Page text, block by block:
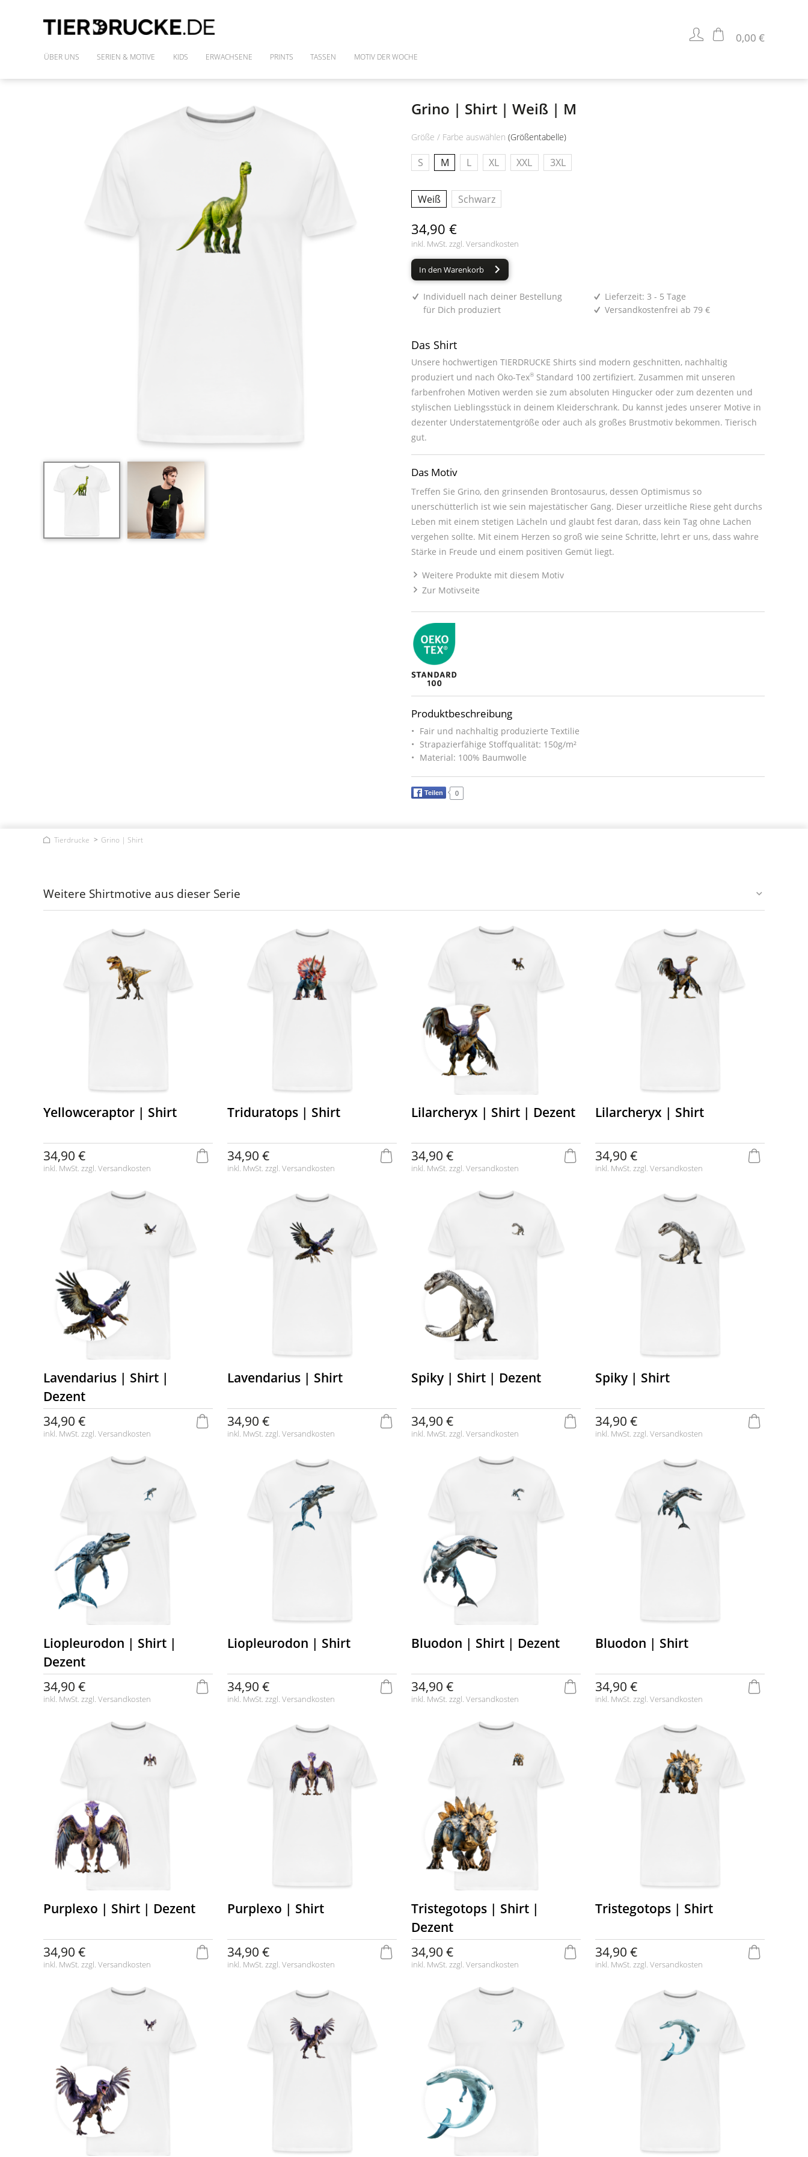
ÜBER UNS SERIEN & MOTIVE
IM WILDEN WALD
KIDS ERWACHSENE
SHIRTS
PRINTS TASSEN MOTIV DER WOCHE
0,00 €
Grino | Shirt | Weiß | M
Größe / Farbe auswählen (Größentabelle)
S M L XL XXL 3XL
Weiß Schwarz
34,90 €
inkl. MwSt. zzgl. Versandkosten
In den Warenkorb
Individuell nach deiner Bestellung
für Dich produziert
Lieferzeit: 3 - 5 Tage
Versandkostenfrei ab 79 €
Das Shirt
Unsere hochwertigen TIERDRUCKE Shirts sind modern geschnitten, nachhaltig
produziert und nach Öko-Tex® Standard 100 zertifiziert. Zusammen mit unseren
farbenfrohen Motiven werden sie zum absoluten Hingucker oder zum dezenten und
stylischen Lieblingsstück in deinem Kleiderschrank. Du kannst jedes unserer Motive in
dezenter Understatementgröße oder auch als großes Brustmotiv bekommen. Tierisch
gut.
Das Motiv
Treffen Sie Grino, den grinsenden Brontosaurus, dessen Optimismus so
unerschütterlich ist wie sein majestätischer Gang. Dieser urzeitliche Riese geht durchs
Leben mit einem stetigen Lächeln und glaubt fest daran, dass kein Tag ohne Lachen
vergehen sollte. Mit einem Herzen so groß wie seine Schritte, lehrt er uns, dass wahre
Stärke in Freude und einem positiven Gemüt liegt.
Weitere Produkte mit diesem Motiv
Zur Motivseite
Produktbeschreibung
Fair und nachhaltig produzierte Textilie
Strapazierfähige Stoffqualität: 150g/m²
Material: 100% Baumwolle
Teilen 0
Tierdrucke Grino | Shirt
Weitere Shirtmotive aus dieser Serie
Yellowceraptor | Shirt
34,90 €
inkl. MwSt. zzgl. Versandkosten
Triduratops | Shirt
34,90 €
inkl. MwSt. zzgl. Versandkosten
Lilarcheryx | Shirt | Dezent
34,90 €
inkl. MwSt. zzgl. Versandkosten
Lilarcheryx | Shirt
34,90 €
inkl. MwSt. zzgl. Versandkosten
Lavendarius | Shirt |
Dezent
34,90 €
inkl. MwSt. zzgl. Versandkosten
Lavendarius | Shirt
34,90 €
inkl. MwSt. zzgl. Versandkosten
Spiky | Shirt | Dezent
34,90 €
inkl. MwSt. zzgl. Versandkosten
Spiky | Shirt
34,90 €
inkl. MwSt. zzgl. Versandkosten
Liopleurodon | Shirt |
Dezent
34,90 €
inkl. MwSt. zzgl. Versandkosten
Liopleurodon | Shirt
34,90 €
inkl. MwSt. zzgl. Versandkosten
Bluodon | Shirt | Dezent
34,90 €
inkl. MwSt. zzgl. Versandkosten
Bluodon | Shirt
34,90 €
inkl. MwSt. zzgl. Versandkosten
Purplexo | Shirt | Dezent
34,90 €
inkl. MwSt. zzgl. Versandkosten
Purplexo | Shirt
34,90 €
inkl. MwSt. zzgl. Versandkosten
Tristegotops | Shirt |
Dezent
34,90 €
inkl. MwSt. zzgl. Versandkosten
Tristegotops | Shirt
34,90 €
inkl. MwSt. zzgl. Versandkosten